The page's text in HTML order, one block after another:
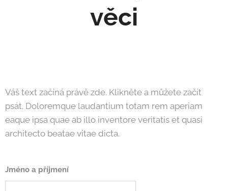
věci
Váš text začíná právě zde. Klikněte a můžete začít
psát. Doloremque laudantium totam rem aperiam
eaque ipsa quae ab illo inventore veritatis et quasi
architecto beatae vitae dicta.
Jméno a příjmení